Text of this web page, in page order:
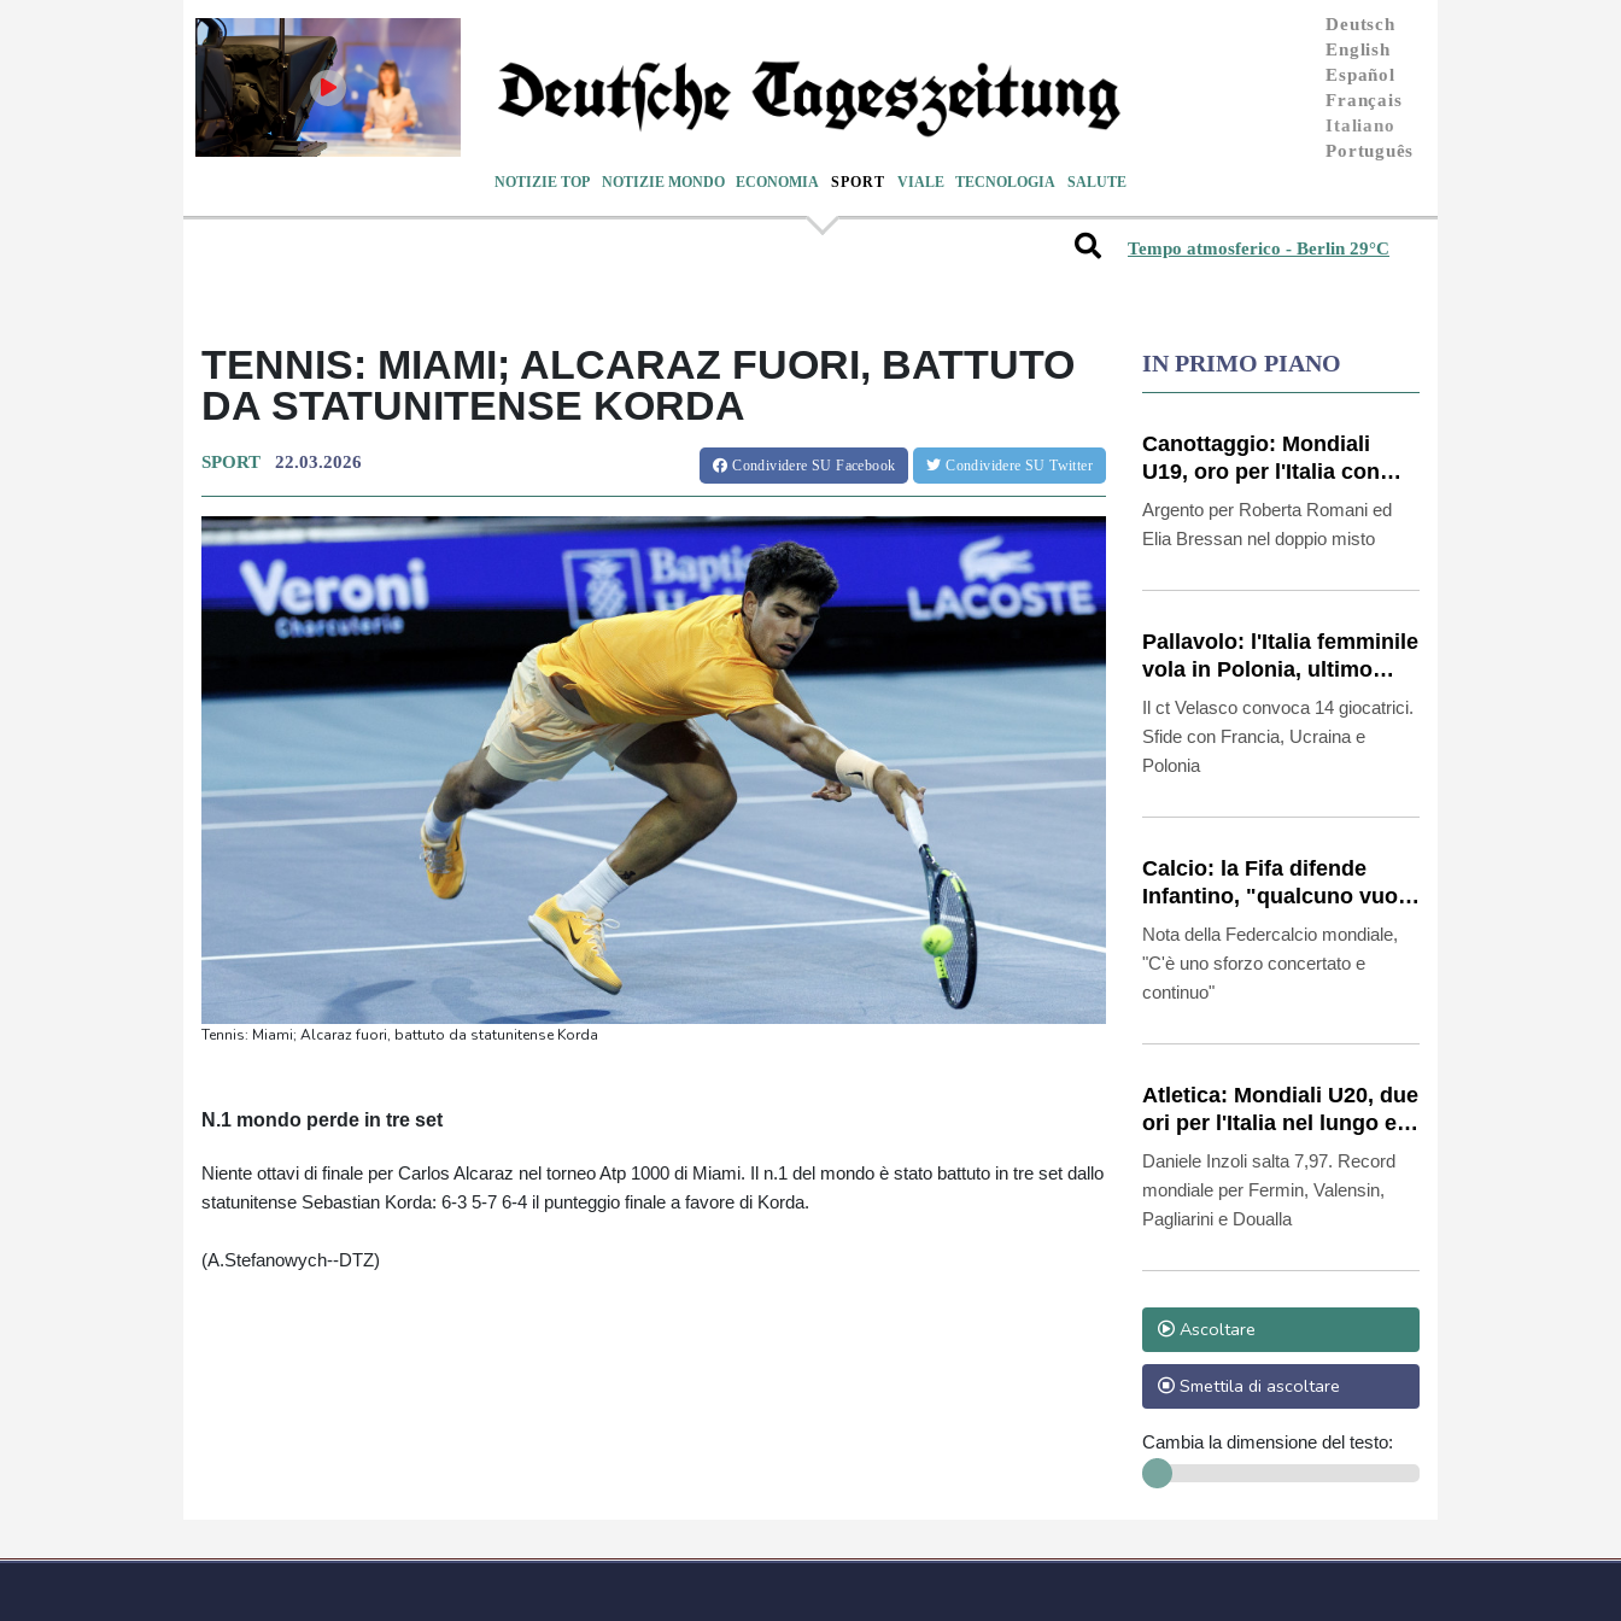
Deutsch
English
Español
Français
Italiano
Português
NOTIZIE TOP NOTIZIE MONDO ECONOMIA SPORT VIALE TECNOLOGIA SALUTE
Tempo atmosferico - Berlin 29°C
TENNIS: MIAMI; ALCARAZ FUORI, BATTUTO
DA STATUNITENSE KORDA
SPORT 22.03.2026 Condividere SU Facebook Condividere SU Twitter
Tennis: Miami; Alcaraz fuori, battuto da statunitense Korda
N.1 mondo perde in tre set
Niente ottavi di finale per Carlos Alcaraz nel torneo Atp 1000 di Miami. Il n.1 del mondo è stato battuto in tre set dallo
statunitense Sebastian Korda: 6-3 5-7 6-4 il punteggio finale a favore di Korda.
(A.Stefanowych--DTZ)
IN PRIMO PIANO
Canottaggio: Mondiali
U19, oro per l'Italia con
Alizee Ribolzi nel singolo
donne
Argento per Roberta Romani ed
Elia Bressan nel doppio misto
Pallavolo: l'Italia femminile
vola in Polonia, ultimo
torneo prima degli Europei
Il ct Velasco convoca 14 giocatrici.
Sfide con Francia, Ucraina e
Polonia
Calcio: la Fifa difende
Infantino, "qualcuno vuole
indebolire noi e il
presidente"
Nota della Federcalcio mondiale,
"C'è uno sforzo concertato e
continuo"
Atletica: Mondiali U20, due
ori per l'Italia nel lungo e
staffetta 4x100 mista
Daniele Inzoli salta 7,97. Record
mondiale per Fermin, Valensin,
Pagliarini e Doualla
Ascoltare
Smettila di ascoltare
Cambia la dimensione del testo: